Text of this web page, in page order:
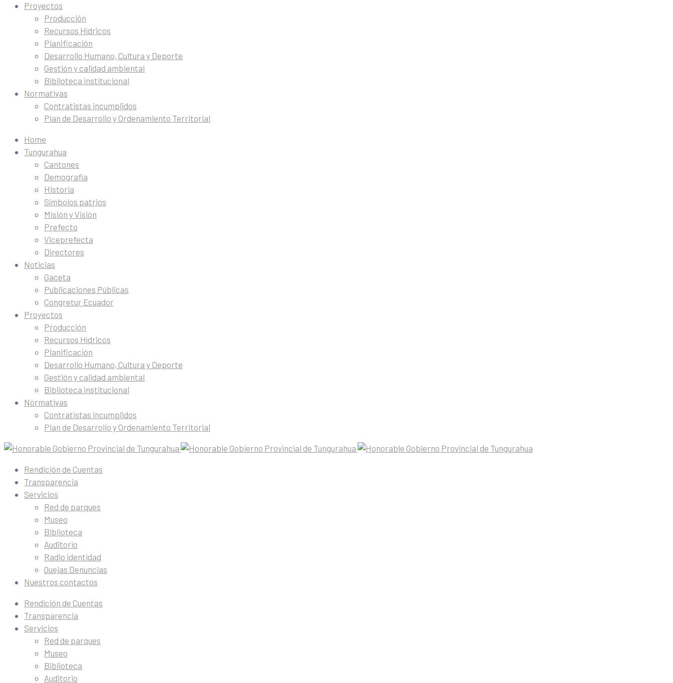
Proyectos
Producción
Recursos Hídricos
Planificación
Desarrollo Humano, Cultura y Deporte
Gestión y calidad ambiental
Biblioteca institucional
Normativas
Contratistas incumplidos
Plan de Desarrollo y Ordenamiento Territorial
Home
Tungurahua
Cantones
Demografía
Historia
Símbolos patrios
Misión y Visión
Prefecto
Viceprefecta
Directores
Noticias
Gaceta
Publicaciones Públicas
Congretur Ecuador
Proyectos
Producción
Recursos Hídricos
Planificación
Desarrollo Humano, Cultura y Deporte
Gestión y calidad ambiental
Biblioteca institucional
Normativas
Contratistas incumplidos
Plan de Desarrollo y Ordenamiento Territorial
Rendición de Cuentas
Transparencia
Servicios
Red de parques
Museo
Biblioteca
Auditorio
Radio identidad
Quejas Denuncias
Nuestros contactos
Rendición de Cuentas
Transparencia
Servicios
Red de parques
Museo
Biblioteca
Auditorio